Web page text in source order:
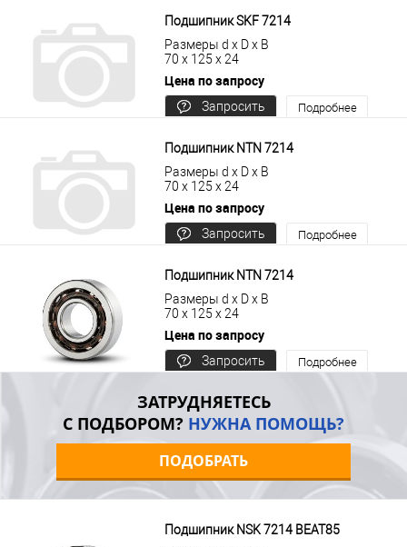
Подшипник SKF 7214
Размеры d x D x B
70 x 125 x 24
Цена по запросу
Запросить
Подробнее
Подшипник NTN 7214
Размеры d x D x B
70 x 125 x 24
Цена по запросу
Запросить
Подробнее
Подшипник NTN 7214
Размеры d x D x B
70 x 125 x 24
Цена по запросу
Запросить
Подробнее
ЗАТРУДНЯЕТЕСЬ
С ПОДБОРОМ? НУЖНА ПОМОЩЬ?
ПОДОБРАТЬ
Подшипник NSK 7214 BEAT85